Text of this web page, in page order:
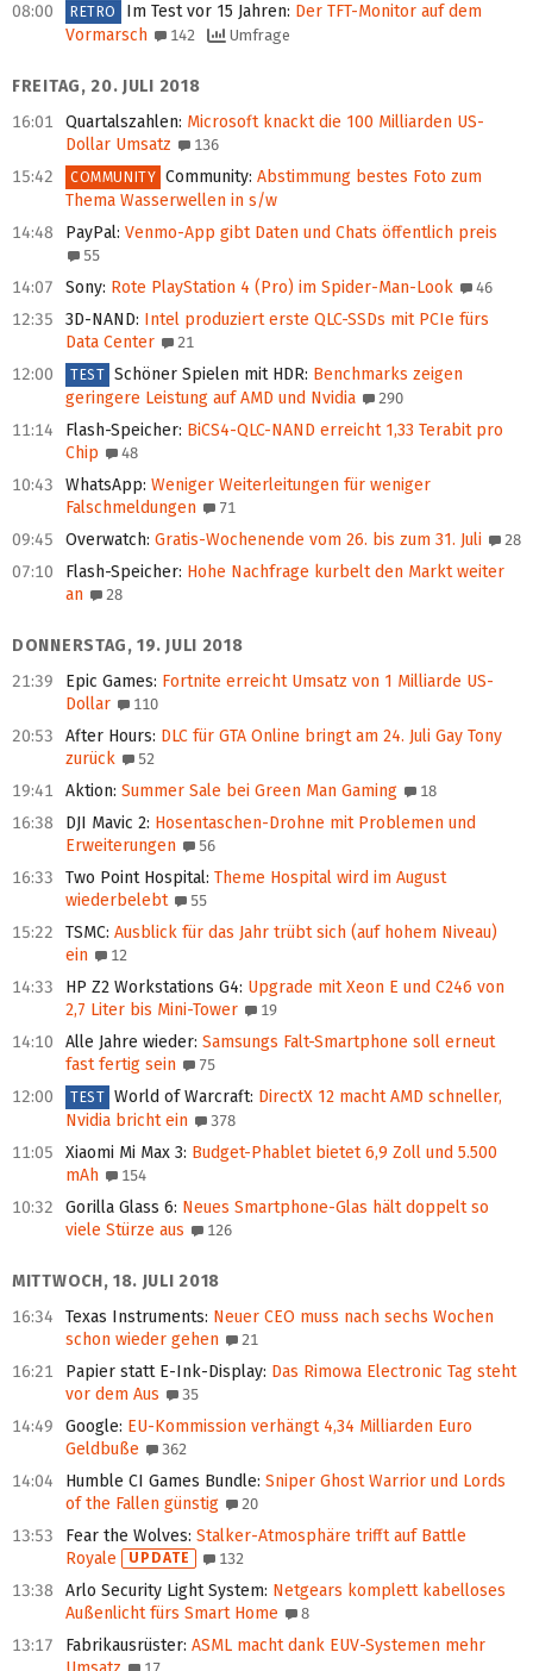
08:00 RETRO Im Test vor 15 Jahren: Der TFT-Monitor auf dem
Vormarsch
142 Umfrage
FREITAG, 20. JULI 2018
16:01
Quartalszahlen: Microsoft knackt die 100 Milliarden US-
Dollar Umsatz
136
15:42 COMMUNITY Community: Abstimmung bestes Foto zum
Thema Wasserwellen in s/w
14:48
PayPal: Venmo-App gibt Daten und Chats öffentlich preis
55
14:07 Sony: Rote PlayStation 4 (Pro) im Spider-Man-Look 46
12:35 3D-NAND: Intel produziert erste QLC-SSDs mit PCIe fürs
Data Center
21
12:00 TEST Schöner Spielen mit HDR: Benchmarks zeigen
geringere Leistung auf AMD und Nvidia
290
11:14 Flash-Speicher: BiCS4-QLC-NAND erreicht 1,33 Terabit pro
Chip
48
10:43 WhatsApp: Weniger Weiterleitungen für weniger
Falschmeldungen
71
09:45 Overwatch: Gratis-Wochenende vom 26. bis zum 31. Juli 28
07:10 Flash-Speicher: Hohe Nachfrage kurbelt den Markt weiter
an
28
DONNERSTAG, 19. JULI 2018
21:39
Epic Games: Fortnite erreicht Umsatz von 1 Milliarde US-
Dollar
110
20:53 After Hours: DLC für GTA Online bringt am 24. Juli Gay Tony
zurück
52
19:41 Aktion: Summer Sale bei Green Man Gaming 18
16:38 DJI Mavic 2: Hosentaschen-Drohne mit Problemen und
Erweiterungen
56
16:33 Two Point Hospital: Theme Hospital wird im August
wiederbelebt
55
15:22 TSMC: Ausblick für das Jahr trübt sich (auf hohem Niveau)
ein
12
14:33 HP Z2 Workstations G4: Upgrade mit Xeon E und C246 von
2,7 Liter bis Mini-Tower
19
14:10 Alle Jahre wieder: Samsungs Falt-Smartphone soll erneut
fast fertig sein
75
12:00 TEST World of Warcraft: DirectX 12 macht AMD schneller,
Nvidia bricht ein
378
11:05 Xiaomi Mi Max 3: Budget-Phablet bietet 6,9 Zoll und 5.500
mAh
154
10:32 Gorilla Glass 6: Neues Smartphone-Glas hält doppelt so
viele Stürze aus
126
MITTWOCH, 18. JULI 2018
16:34
Texas Instruments: Neuer CEO muss nach sechs Wochen
schon wieder gehen
21
16:21 Papier statt E-Ink-Display: Das Rimowa Electronic Tag steht
vor dem Aus
35
14:49 Google: EU-Kommission verhängt 4,34 Milliarden Euro
Geldbuße
362
14:04 Humble CI Games Bundle: Sniper Ghost Warrior und Lords
of the Fallen günstig
20
13:53 Fear the Wolves: Stalker-Atmosphäre trifft auf Battle
Royale
UPDATE 132
13:38 Arlo Security Light System: Netgears komplett kabelloses
Außenlicht fürs Smart Home
8
13:17 Fabrikausrüster: ASML macht dank EUV-Systemen mehr